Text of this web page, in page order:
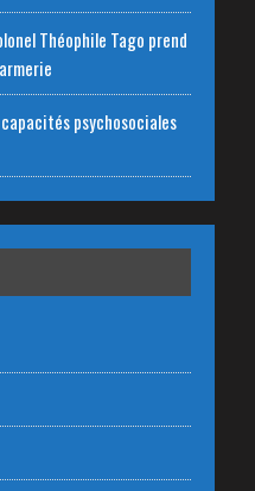
Théophile Tago prend
psychosociales